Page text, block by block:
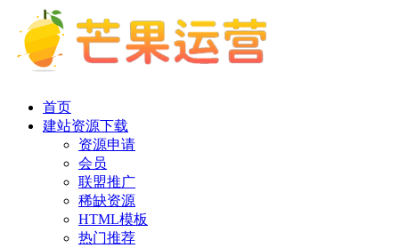
首页
建站资源下载
资源申请
会员
联盟推广
稀缺资源
HTML模板
热门推荐